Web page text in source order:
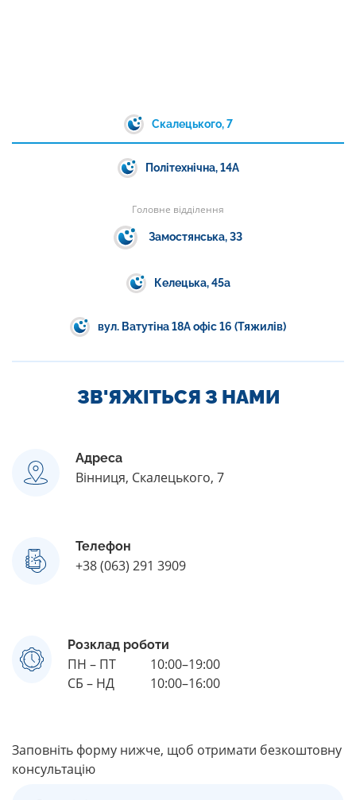
Скалецького, 7
Політехнічна, 14А
Головне відділення
Замостянська, 33
Келецька, 45а
вул. Ватутіна 18А офіс 16 (Тяжилів)
ЗВ'ЯЖІТЬСЯ З НАМИ
Адреса
Вінниця, Скалецького, 7
Телефон
+38 (063) 291 3909
Розклад роботи
ПН – ПТ
10:00–19:00
СБ – НД
10:00–16:00
Заповніть форму нижче, щоб отримати безкоштовну
консультацію